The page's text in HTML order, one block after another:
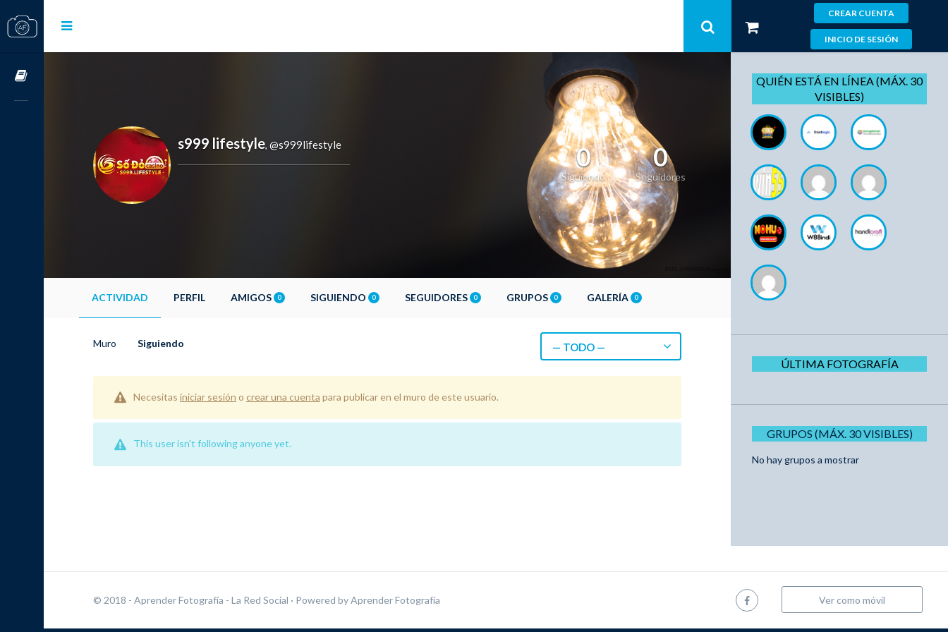
CREAR CUENTA
INICIO DE SESIÓN
s999 lifestyle, @s999lifestyle 0
Siguiendo
0
Seguidores
ACTIVIDAD PERFIL AMIGOS 0 SIGUIENDO 0 SEGUIDORES 0 GRUPOS 0 GALERÍA 0
Muro Siguiendo — TODO —
Necesitas iniciar sesión o crear una cuenta para publicar en el muro de este usuario.
This user isn't following anyone yet.
QUIÉN ESTÁ EN LÍNEA (MÁX. 30
VISIBLES)
ÚLTIMA FOTOGRAFÍA
GRUPOS (MÁX. 30 VISIBLES)
No hay grupos a mostrar
© 2018 - Aprender Fotografía - La Red Social · Powered byAprender Fotografía